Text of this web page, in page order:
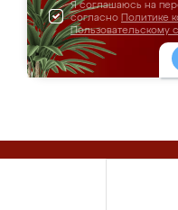
Я соглашаюсь на
согласно Политике
Пользовательскому